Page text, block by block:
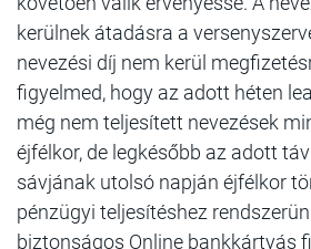
kerülnek átadásra a
nevezési díj nem kerül
figyelmed, hogy az adott héten
még nem teljesített nevezések
éjfélkor, de legkésőbb az adott
sávjának utolsó napján éjfélkor
pénzügyi teljesítéshez
biztonságos Online bankkártyás